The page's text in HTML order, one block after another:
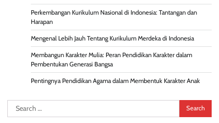
Perkembangan Kurikulum Nasional di Indonesia: Tantangan dan
Harapan
Mengenal Lebih Jauh Tentang Kurikulum Merdeka di Indonesia
Membangun Karakter Mulia: Peran Pendidikan Karakter dalam
Pembentukan Generasi Bangsa
Pentingnya Pendidikan Agama dalam Membentuk Karakter Anak
Search
for: